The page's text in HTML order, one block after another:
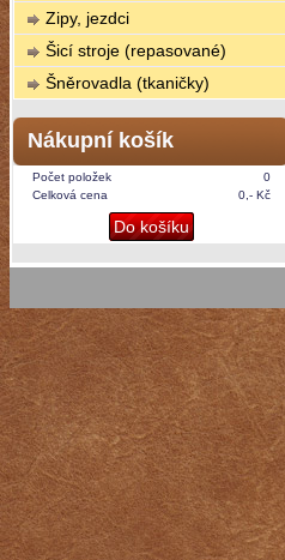
Zipy, jezdci
Šicí stroje (repasované)
Šněrovadla (tkaničky)
Nákupní košík
Počet položek
0
Celková cena
0,- Kč
Do košíku